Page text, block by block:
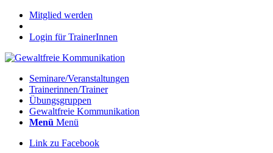
Mitglied werden
Login für TrainerInnen
Seminare/Veranstaltungen
Trainerinnen/Trainer
Übungsgruppen
Gewaltfreie Kommunikation
Menü Menü
Link zu Facebook